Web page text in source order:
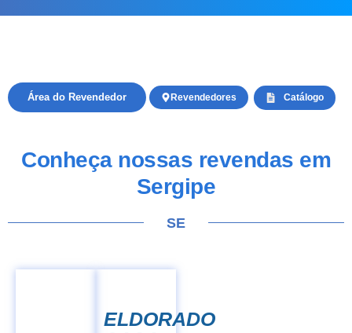
Catálogo
Revendedores
Área do Revendedor
Conheça nossas revendas em
Sergipe
SE
ELDORADO